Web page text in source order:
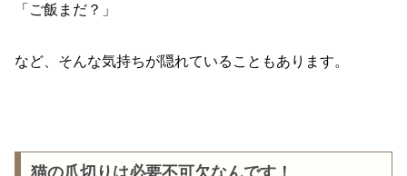
「ご飯まだ？」
など、そんな気持ちが隠れていることもあります。